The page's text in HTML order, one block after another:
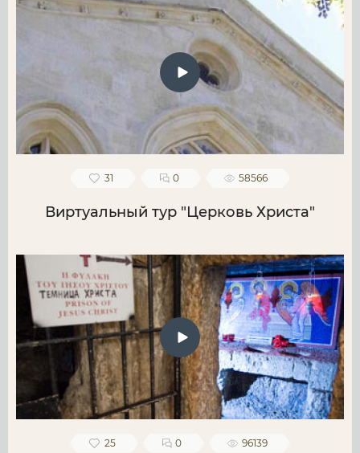
31 0 58566
Виртуальный тур "Церковь Христа"
25 0 96139